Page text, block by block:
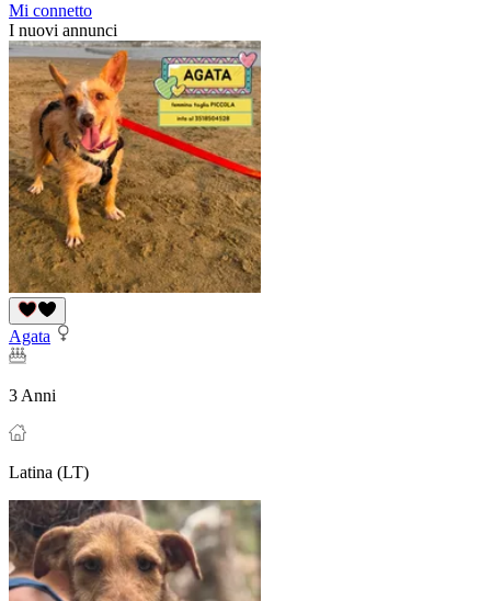
Mi connetto
I nuovi annunci
Agata
3 Anni
Latina (LT)